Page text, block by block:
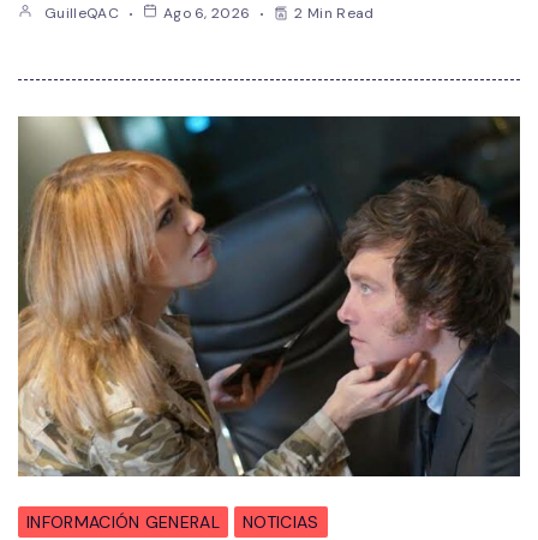
GuilleQAC Ago 6, 2026 2 Min Read
INFORMACIÓN GENERAL NOTICIAS